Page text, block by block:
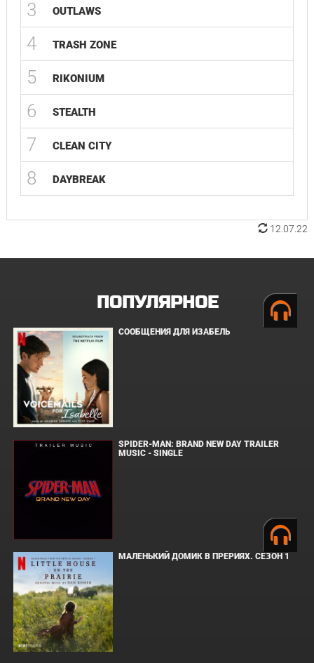
3 OUTLAWS
4 TRASH ZONE
5 RIKONIUM
6 STEALTH
7 CLEAN CITY
8 DAYBREAK
12.07.22
ПОПУЛЯРНОЕ
СООБЩЕНИЯ ДЛЯ ИЗАБЕЛЬ
SPIDER-MAN: BRAND NEW DAY TRAILER
MUSIC - SINGLE
МАЛЕНЬКИЙ ДОМИК В ПРЕРИЯХ. СЕЗОН 1